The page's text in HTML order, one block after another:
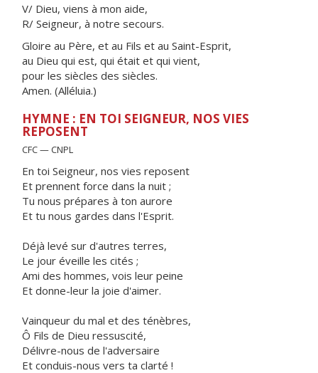
V/ Dieu, viens à mon aide,
R/ Seigneur, à notre secours.
Gloire au Père, et au Fils et au Saint-Esprit,
au Dieu qui est, qui était et qui vient,
pour les siècles des siècles.
Amen. (Alléluia.)
HYMNE : EN TOI SEIGNEUR, NOS VIES
REPOSENT
CFC — CNPL
En toi Seigneur, nos vies reposent
Et prennent force dans la nuit ;
Tu nous prépares à ton aurore
Et tu nous gardes dans l'Esprit.
Déjà levé sur d'autres terres,
Le jour éveille les cités ;
Ami des hommes, vois leur peine
Et donne-leur la joie d'aimer.
Vainqueur du mal et des ténèbres,
Ô Fils de Dieu ressuscité,
Délivre-nous de l'adversaire
Et conduis-nous vers ta clarté !